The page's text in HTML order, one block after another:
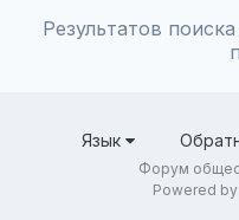
Результатов
Язык
Форум
Powered